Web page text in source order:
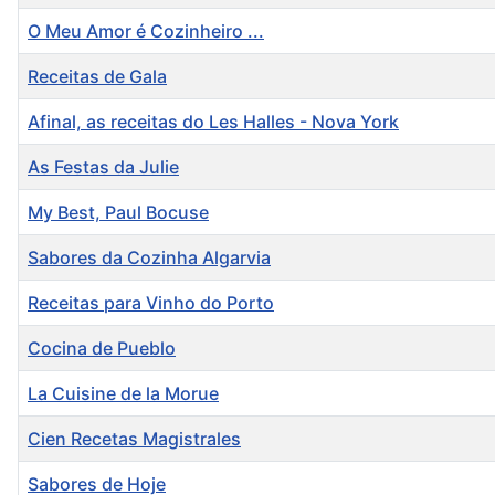
O Meu Amor é Cozinheiro ...
Receitas de Gala
Afinal, as receitas do Les Halles - Nova York
As Festas da Julie
My Best, Paul Bocuse
Sabores da Cozinha Algarvia
Receitas para Vinho do Porto
Cocina de Pueblo
La Cuisine de la Morue
Cien Recetas Magistrales
Sabores de Hoje